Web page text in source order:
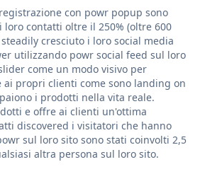
con powr popup sono
contatti oltre il 250% (oltre 600
cresciuto i loro social media
utilizzando powr social feed sul loro
come un modo visivo per
propri clienti come sono landing on
i prodotti nella vita reale.
e offre ai clienti un'ottima
discovered i visitatori che hanno
sul loro sito sono stati coinvolti 2,5
altra persona sul loro sito.